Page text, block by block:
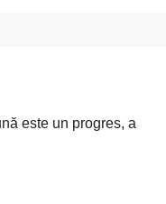
este un progres, a